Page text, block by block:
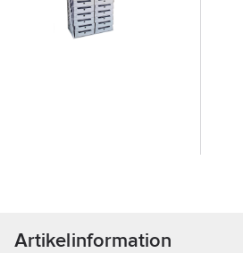
Artikelinformation